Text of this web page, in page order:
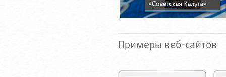
Примеры веб-сайтов